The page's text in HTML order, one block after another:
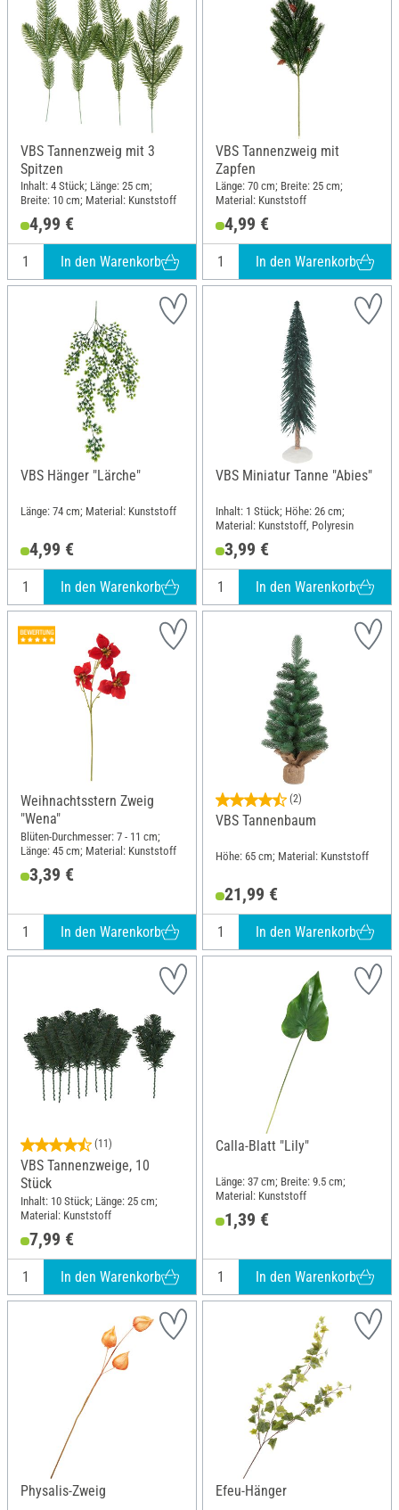
VBS Tannenzweig mit 3
Spitzen
Inhalt: 4 Stück; Länge: 25 cm;
Breite: 10 cm; Material: Kunststoff
4,99 €
In den Warenkorb
VBS Tannenzweig mit
Zapfen
Länge: 70 cm; Breite: 25 cm;
Material: Kunststoff
4,99 €
In den Warenkorb
VBS Hänger "Lärche"
Länge: 74 cm; Material: Kunststoff
4,99 €
In den Warenkorb
VBS Miniatur Tanne "Abies"
Inhalt: 1 Stück; Höhe: 26 cm;
Material: Kunststoff, Polyresin
3,99 €
In den Warenkorb
Weihnachtsstern Zweig
"Wena"
Blüten-Durchmesser: 7 - 11 cm;
Länge: 45 cm; Material: Kunststoff
3,39 €
In den Warenkorb
(2)
VBS Tannenbaum
Höhe: 65 cm; Material: Kunststoff
21,99 €
In den Warenkorb
(11)
VBS Tannenzweige, 10
Stück
Inhalt: 10 Stück; Länge: 25 cm;
Material: Kunststoff
7,99 €
In den Warenkorb
Calla-Blatt "Lily"
Länge: 37 cm; Breite: 9.5 cm;
Material: Kunststoff
1,39 €
In den Warenkorb
Physalis-Zweig Efeu-Hänger